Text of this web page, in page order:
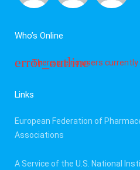
Who’s Online
There are no users currently
Links
European Federation of
Associations
A Service of the U.S. National